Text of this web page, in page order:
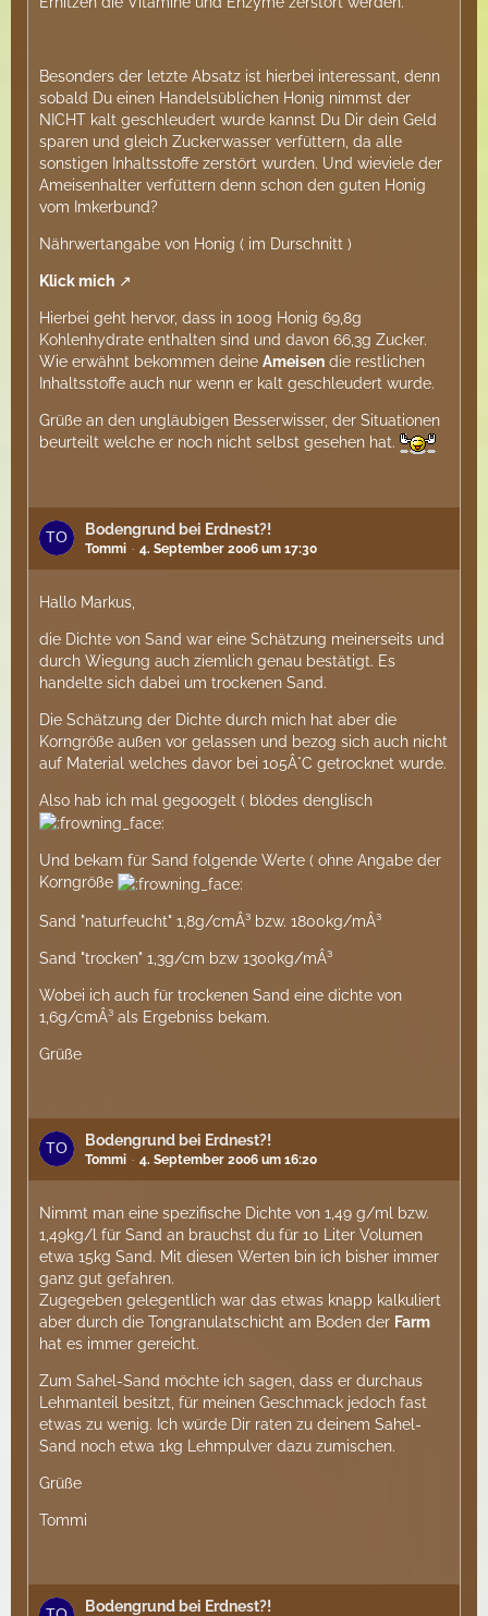
Besonders der letzte Absatz ist hierbei interessant, denn
sobald Du einen Handelsüblichen Honig nimmst der
NICHT kalt geschleudert wurde kannst Du Dir dein Geld
sparen und gleich Zuckerwasser verfüttern, da alle
sonstigen Inhaltsstoffe zerstört wurden. Und wieviele der
Ameisenhalter verfüttern denn schon den guten Honig
vom Imkerbund?
Nährwertangabe von Honig ( im Durschnitt )
Klick mich
Hierbei geht hervor, dass in 100g Honig 69,8g
Kohlenhydrate enthalten sind und davon 66,3g Zucker.
Wie erwähnt bekommen deine Ameisen die restlichen
Inhaltsstoffe auch nur wenn er kalt geschleudert wurde.
Grüße an den ungläubigen Besserwisser, der Situationen
beurteilt welche er noch nicht selbst gesehen hat.
Bodengrund bei Erdnest?!
Tommi 4. September 2006 um 17:30
Hallo Markus,
die Dichte von Sand war eine Schätzung meinerseits und
durch Wiegung auch ziemlich genau bestätigt. Es
handelte sich dabei um trockenen Sand.
Die Schätzung der Dichte durch mich hat aber die
Korngröße außen vor gelassen und bezog sich auch nicht
auf Material welches davor bei 105Â°C getrocknet wurde.
Also hab ich mal gegoogelt ( blödes denglisch
Und bekam für Sand folgende Werte ( ohne Angabe der
Korngröße
Sand "naturfeucht" 1,8g/cmÂ³ bzw. 1800kg/mÂ³
Sand "trocken" 1,3g/cm bzw 1300kg/mÂ³
Wobei ich auch für trockenen Sand eine dichte von
1,6g/cmÂ³ als Ergebniss bekam.
Grüße
Bodengrund bei Erdnest?!
Tommi 4. September 2006 um 16:20
Nimmt man eine spezifische Dichte von 1,49 g/ml bzw.
1,49kg/l für Sand an brauchst du für 10 Liter Volumen
etwa 15kg Sand. Mit diesen Werten bin ich bisher immer
ganz gut gefahren.
Zugegeben gelegentlich war das etwas knapp kalkuliert
aber durch die Tongranulatschicht am Boden der Farm
hat es immer gereicht.
Zum Sahel-Sand möchte ich sagen, dass er durchaus
Lehmanteil besitzt, für meinen Geschmack jedoch fast
etwas zu wenig. Ich würde Dir raten zu deinem Sahel-
Sand noch etwa 1kg Lehmpulver dazu zumischen.
Grüße
Tommi
Bodengrund bei Erdnest?!